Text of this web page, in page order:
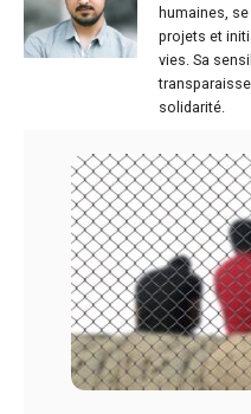
humaines,
projets et
vies. Sa
solidarité.